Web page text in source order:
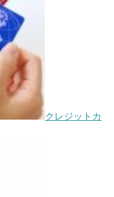
クレジットカ